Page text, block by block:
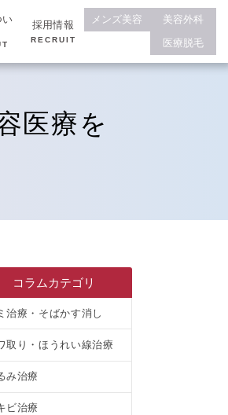
い
採用情報
RECRUIT
メンズ美容
美容外科
医療脱毛
医療を
コラムカテゴリ
治療・そばかす消し
取り・ほうれい線治療
み治療
ビ治療